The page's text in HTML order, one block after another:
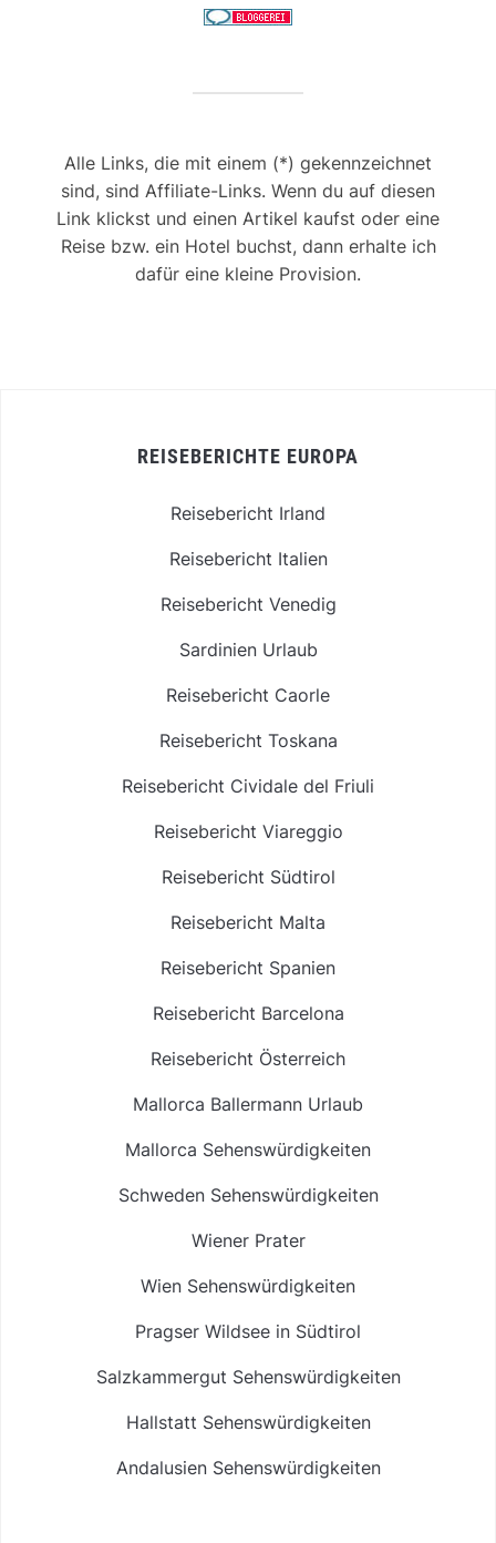
Alle Links, die mit einem (*) gekennzeichnet
sind, sind Affiliate-Links. Wenn du auf diesen
Link klickst und einen Artikel kaufst oder eine
Reise bzw. ein Hotel buchst, dann erhalte ich
dafür eine kleine Provision.
REISEBERICHTE EUROPA
Reisebericht Irland
Reisebericht Italien
Reisebericht Venedig
Sardinien Urlaub
Reisebericht Caorle
Reisebericht Toskana
Reisebericht Cividale del Friuli
Reisebericht Viareggio
Reisebericht Südtirol
Reisebericht Malta
Reisebericht Spanien
Reisebericht Barcelona
Reisebericht Österreich
Mallorca Ballermann Urlaub
Mallorca Sehenswürdigkeiten
Schweden Sehenswürdigkeiten
Wiener Prater
Wien Sehenswürdigkeiten
Pragser Wildsee in Südtirol
Salzkammergut Sehenswürdigkeiten
Hallstatt Sehenswürdigkeiten
Andalusien Sehenswürdigkeiten